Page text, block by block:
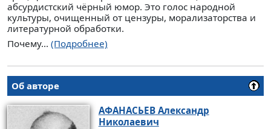
абсурдистский чёрный юмор. Это голос народной
культуры, очищенный от цензуры, морализаторства и
литературной обработки.
Почему... (Подробнее)
Об авторе
АФАНАСЬЕВАлександр
Николаевич